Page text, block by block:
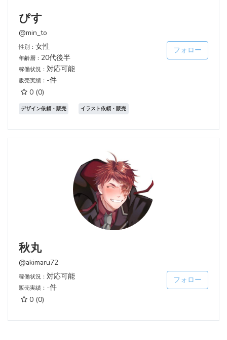
ぴす
@min_to
性別： 女性
年齢層： 20代後半
稼働状況： 対応可能
販売実績： -件
0 (0)
フォロー
デザイン依頼・販売 イラスト依頼・販売
秋丸
@akimaru72
稼働状況： 対応可能
販売実績： -件
0 (0)
フォロー